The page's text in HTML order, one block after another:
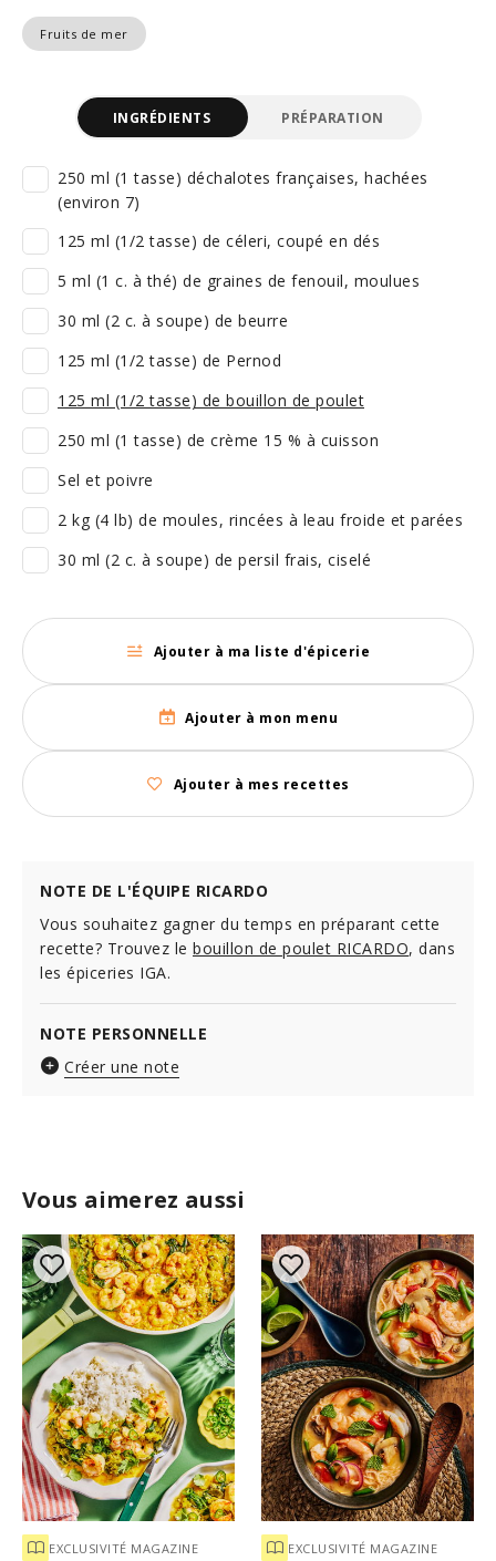
Fruits de mer
Vous aimerez aussi
EXCLUSIVITÉ MAGAZINE EXCLUSIVITÉ MAGAZINE
INGRÉDIENTS PRÉPARATION
250 ml (1 tasse) déchalotes françaises, hachées
(environ 7)
125 ml (1/2 tasse) de céleri, coupé en dés
5 ml (1 c. à thé) de graines de fenouil, moulues
30 ml (2 c. à soupe) de beurre
125 ml (1/2 tasse) de Pernod
125 ml (1/2 tasse) de bouillon de poulet
250 ml (1 tasse) de crème 15 % à cuisson
Sel et poivre
2 kg (4 lb) de moules, rincées à leau froide et parées
30 ml (2 c. à soupe) de persil frais, ciselé
Ajouter à ma liste d'épicerie
Ajouter à mon menu
Ajouter à mes recettes
NOTE DE L'ÉQUIPE RICARDO
Vous souhaitez gagner du temps en préparant cette
recette? Trouvez le bouillon de poulet RICARDO, dans
les épiceries IGA.
NOTE PERSONNELLE
Créer une note